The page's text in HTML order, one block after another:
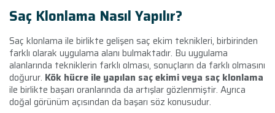
Saç Klonlama Nasıl Yapılır?
Saç klonlama ile birlikte gelişen saç ekim teknikleri, birbirinden
farklı olarak uygulama alanı bulmaktadır. Bu uygulama
alanlarında tekniklerin farklı olması, sonuçların da farklı olmasını
doğurur. Kök hücre ile yapılan saç ekimi veya saç klonlama
ile birlikte başarı oranlarında da artışlar gözlenmiştir. Ayrıca
doğal görünüm açısından da başarı söz konusudur.